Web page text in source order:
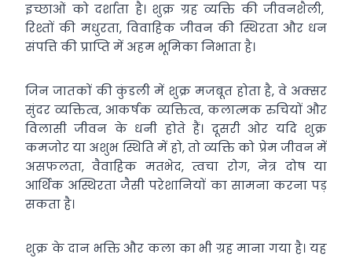
इच्छाओं को दर्शाता है। शुक्र ग्रह व्यक्ति की जीवनशैली,
रिश्तों की मधुरता, विवाहिक जीवन की स्थिरता और धन
संपत्ति की प्राप्ति में अहम भूमिका निभाता है।
जिन जातकों की कुंडली में शुक्र मजबूत होता है, वे अक्सर
सुंदर व्यक्तित्व, आकर्षक व्यक्तित्व, कलात्मक रुचियों और
विलासी जीवन के धनी होते हैं। दूसरी ओर यदि शुक्र
कमजोर या अशुभ स्थिति में हो, तो व्यक्ति को प्रेम जीवन में
असफलता, वैवाहिक मतभेद, त्वचा रोग, नेत्र दोष या
आर्थिक अस्थिरता जैसी परेशानियों का सामना करना पड़
सकता है।
शुक्र के दान भक्ति और कला का भी ग्रह माना गया है। यह